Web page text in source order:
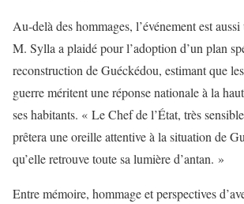
Au-delà des hommages, l’événement est
M. Sylla a plaidé pour l’adoption d’un plan
reconstruction de Guéckédou, estimant que
guerre méritent une réponse nationale à la
ses habitants. « Le Chef de l’État, très
prêtera une oreille attentive à la situation de
qu’elle retrouve toute sa lumière d’antan. »
Entre mémoire, hommage et perspectives